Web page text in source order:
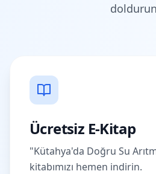
Ücretsiz E-Kitap
"Kütahya'da Doğru Su
kitabımızı hemen indirin.